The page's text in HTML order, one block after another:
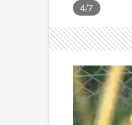
4/7